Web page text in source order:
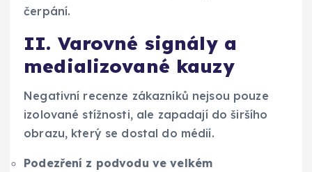
čerpání.
II. Varovné signály a
medializované kauzy
Negativní recenze zákazníků nejsou pouze
izolované stížnosti, ale zapadají do širšího
obrazu, který se dostal do médií.
Podezření z podvodu ve velkém